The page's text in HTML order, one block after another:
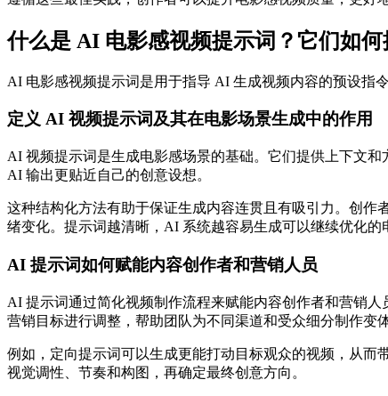
什么是 AI 电影感视频提示词？它们如何
AI 电影感视频提示词是用于指导 AI 生成视频内容的预设指
定义 AI 视频提示词及其在电影场景生成中的作用
AI 视频提示词是生成电影感场景的基础。它们提供上下文
AI 输出更贴近自己的创意设想。
这种结构化方法有助于保证生成内容连贯且有吸引力。创
绪变化。提示词越清晰，AI 系统越容易生成可以继续优化的
AI 提示词如何赋能内容创作者和营销人员
AI 提示词通过简化视频制作流程来赋能内容创作者和营销
营销目标进行调整，帮助团队为不同渠道和受众细分制作变体
例如，定向提示词可以生成更能打动目标观众的视频，从而
视觉调性、节奏和构图，再确定最终创意方向。